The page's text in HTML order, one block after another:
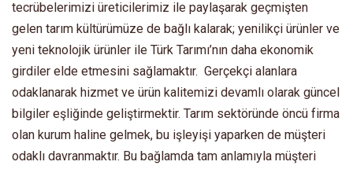
tecrübelerimizi üreticilerimiz ile paylaşarak geçmişten
gelen tarım kültürümüze de bağlı kalarak; yenilikçi ürünler ve
yeni teknolojik ürünler ile Türk Tarımı’nın daha ekonomik
girdiler elde etmesini sağlamaktır. Gerçekçi alanlara
odaklanarak hizmet ve ürün kalitemizi devamlı olarak güncel
bilgiler eşliğinde geliştirmektir. Tarım sektöründe öncü firma
olan kurum haline gelmek, bu işleyişi yaparken de müşteri
odaklı davranmaktır. Bu bağlamda tam anlamıyla müşteri